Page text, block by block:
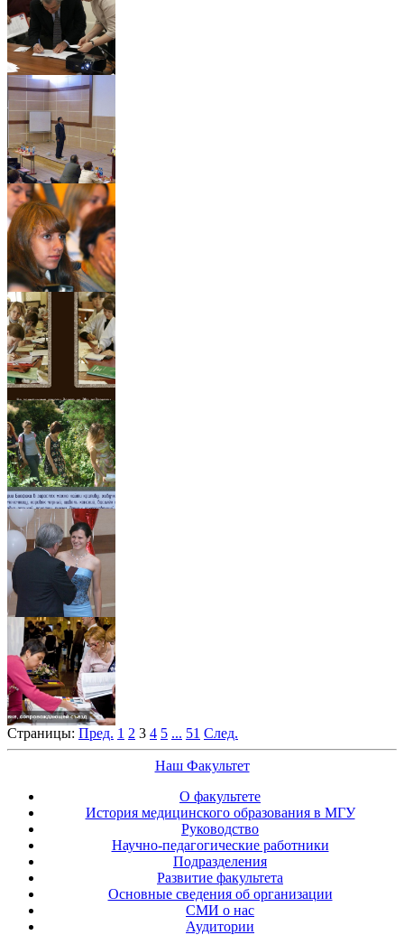
Страницы: Пред. 1 2 3 4 5 ... 51 След.
Наш Факультет
О факультете
История медицинского образования в МГУ
Руководство
Научно-педагогические работники
Подразделения
Развитие факультета
Основные сведения об организации
СМИ о нас
Аудитории